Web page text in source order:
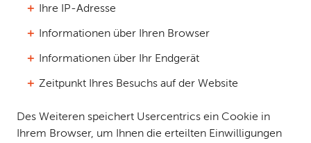
Ihre IP-Adresse
Informationen über Ihren Browser
Informationen über Ihr Endgerät
Zeitpunkt Ihres Besuchs auf der Website
Des Weiteren speichert Usercentrics ein Cookie in
Ihrem Browser, um Ihnen die erteilten Einwilligungen